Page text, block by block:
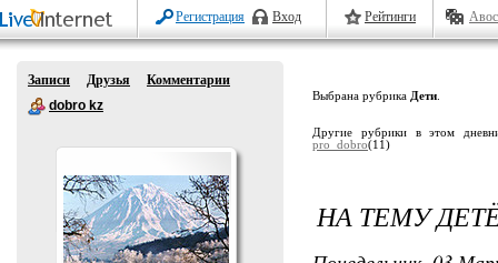
Регистрация Вход Рейтинги
Записи Друзья
Комментарии
dobro kz
Выбрана рубрика Дети
Другие рубрики в этом
pro_dobro(11)
НА ТЕМУ